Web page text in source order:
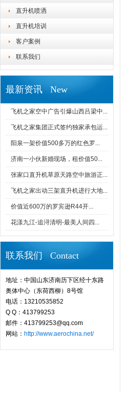
直升机喷洒
直升机培训
客户案例
联系我们
最新资讯 New
飞机之家空中广告引爆山西吕梁中...
飞机之家集团正式签约独家承包运...
阳泉一架价值500多万的红色罗...
济南一小伙新婚现场，租价值50...
张家口直升机草原天路空中旅游正...
飞机之家出动三架直升机进行大地...
价值近600万的罗宾逊R44开...
花漾九江-追浔清明-最美人间四...
联系我们 Contact
地址：中国山东济南历下区经十东路
奥体中心（东荷西柳）8号馆
电话：13210535852
Q Q：413799253
邮件：413799253@qq.com
网站： http://www.aerochina.net/